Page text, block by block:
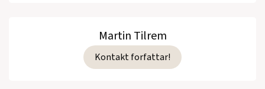
Martin Tilrem
Kontakt forfattar!